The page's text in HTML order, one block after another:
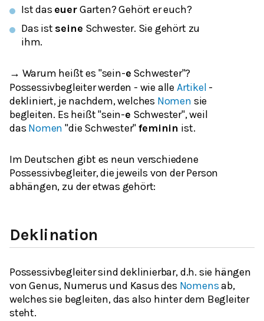
Ist das euerGarten? Gehört er euch?
Das ist seine Schwester. Sie gehört zu
ihm.
→ Warum heißt es "sein-e Schwester"?
Possessivbegleiter werden - wie alle Artikel -
dekliniert, je nachdem, welches Nomen sie
begleiten. Es heißt "sein-e Schwester", weil
das Nomen "die Schwester"feminin ist.
Im Deutschen gibt es neun verschiedene
Possessivbegleiter, die jeweils von der Person
abhängen, zu der etwas gehört:
Deklination
Possessivbegleiter sind deklinierbar, d.h. sie hängen
von Genus, Numerus und Kasus des Nomensab,
welches sie begleiten, das also hinter dem Begleiter
steht.